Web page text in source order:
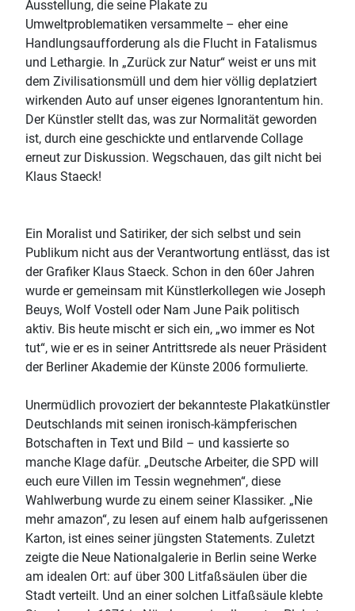
Ausstellung, die seine Plakate zu
Umweltproblematiken versammelte – eher eine
Handlungsaufforderung als die Flucht in Fatalismus
und Lethargie. In „Zurück zur Natur“ weist er uns mit
dem Zivilisationsmüll und dem hier völlig deplatziert
wirkenden Auto auf unser eigenes Ignorantentum hin.
Der Künstler stellt das, was zur Normalität geworden
ist, durch eine geschickte und entlarvende Collage
erneut zur Diskussion. Wegschauen, das gilt nicht bei
Klaus Staeck!
Ein Moralist und Satiriker, der sich selbst und sein
Publikum nicht aus der Verantwortung entlässt, das ist
der Grafiker Klaus Staeck. Schon in den 60er Jahren
wurde er gemeinsam mit Künstlerkollegen wie Joseph
Beuys, Wolf Vostell oder Nam June Paik politisch
aktiv. Bis heute mischt er sich ein, „wo immer es Not
tut“, wie er es in seiner Antrittsrede als neuer Präsident
der Berliner Akademie der Künste 2006 formulierte.
Unermüdlich provoziert der bekannteste Plakatkünstler
Deutschlands mit seinen ironisch-kämpferischen
Botschaften in Text und Bild – und kassierte so
manche Klage dafür. „Deutsche Arbeiter, die SPD will
euch eure Villen im Tessin wegnehmen“, diese
Wahlwerbung wurde zu einem seiner Klassiker. „Nie
mehr amazon“, zu lesen auf einem halb aufgerissenen
Karton, ist eines seiner jüngsten Statements. Zuletzt
zeigte die Neue Nationalgalerie in Berlin seine Werke
am idealen Ort: auf über 300 Litfaßsäulen über die
Stadt verteilt. Und an einer solchen Litfaßsäule klebte